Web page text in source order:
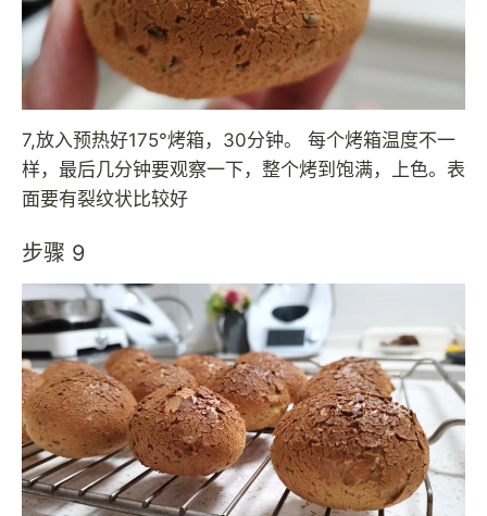
7,放入预热好175°烤箱，30分钟。 每个烤箱温度不一
样，最后几分钟要观察一下，整个烤到饱满，上色。表
面要有裂纹状比较好
步骤 9